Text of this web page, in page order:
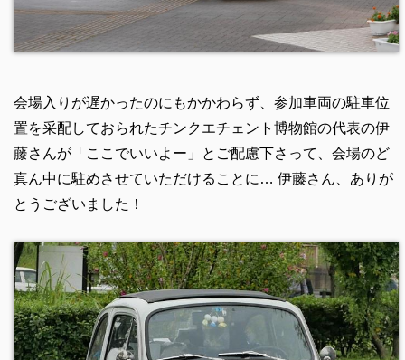
会場入りが遅かったのにもかかわらず、参加車両の駐車位
置を采配しておられたチンクエチェント博物館の代表の伊
藤さんが「ここでいいよー」とご配慮下さって、会場のど
真ん中に駐めさせていただけることに… 伊藤さん、ありが
とうございました！